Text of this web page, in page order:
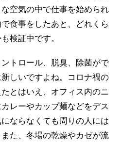
空気の中で仕事を始められ
食事をしたあと、どれくら
検証中です。
トロール、脱臭、除菌がで
しいですよね。コロナ禍の
とはいえ、オフィス内のニ
レーやカップ麺などをデス
ならなくても周りの人には
た、冬場の乾燥やカゼが流